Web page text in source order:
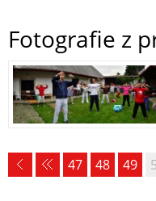
Fotografie z
47 48 49